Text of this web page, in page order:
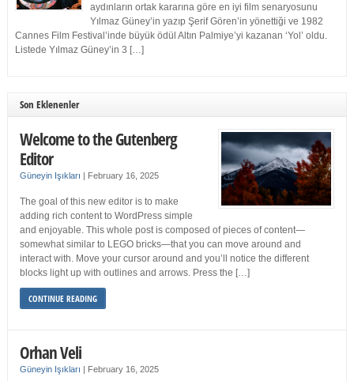
aydınların ortak kararına göre en iyi film senaryosunu
Yılmaz Güney’in yazıp Şerif Gören’in yönettiği ve 1982
Cannes Film Festival’inde büyük ödül Altın Palmiye’yi kazanan ‘Yol’ oldu.
Listede Yılmaz Güney’in 3 […]
Son Eklenenler
Welcome to the Gutenberg
Editor
Güneyin Işıkları | February 16, 2025
The goal of this new editor is to make
adding rich content to WordPress simple
and enjoyable. This whole post is composed of pieces of content—
somewhat similar to LEGO bricks—that you can move around and
interact with. Move your cursor around and you’ll notice the different
blocks light up with outlines and arrows. Press the […]
CONTINUE READING
Orhan Veli
Güneyin Işıkları | February 16, 2025